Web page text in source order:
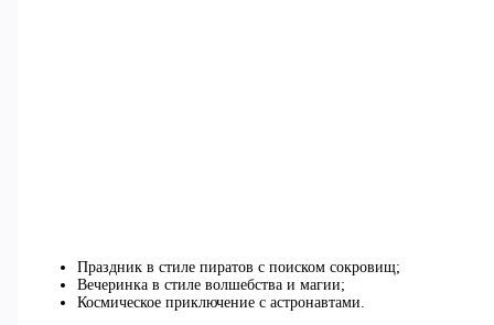
Праздник в стиле пиратов с поиском сокровищ;
Вечеринка в стиле волшебства и магии;
Космическое приключение с астронавтами.